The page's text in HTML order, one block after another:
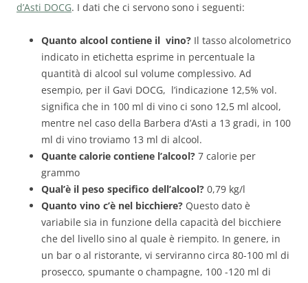
d’Asti DOCG. I dati che ci servono sono i seguenti:
Quanto alcool contiene il vino? Il tasso alcolometrico
indicato in etichetta esprime in percentuale la
quantità di alcool sul volume complessivo. Ad
esempio, per il Gavi DOCG, l’indicazione 12,5% vol.
significa che in 100 ml di vino ci sono 12,5 ml alcool,
mentre nel caso della Barbera d’Asti a 13 gradi, in 100
ml di vino troviamo 13 ml di alcool.
Quante calorie contiene l’alcool? 7 calorie per
grammo
Qual’è il peso specifico dell’alcool? 0,79 kg/l
Quanto vino c’è nel bicchiere? Questo dato è
variabile sia in funzione della capacità del bicchiere
che del livello sino al quale è riempito. In genere, in
un bar o al ristorante, vi serviranno circa 80-100 ml di
prosecco, spumante o champagne, 100 -120 ml di